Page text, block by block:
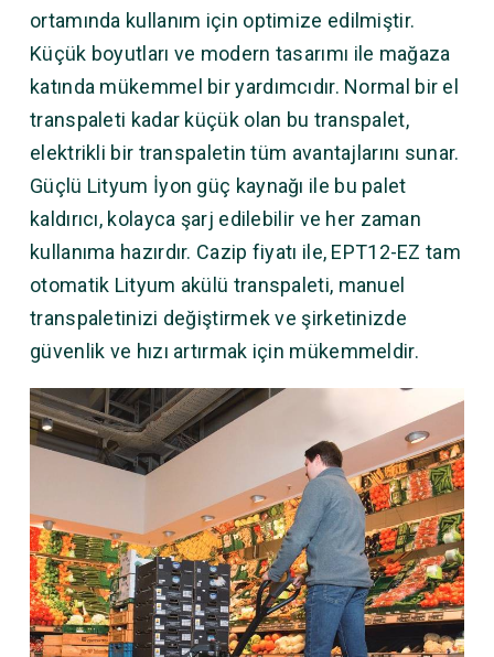
ortamında kullanım için optimize edilmiştir.
Küçük boyutları ve modern tasarımı ile mağaza
katında mükemmel bir yardımcıdır. Normal bir el
transpaleti kadar küçük olan bu transpalet,
elektrikli bir transpaletin tüm avantajlarını sunar.
Güçlü Lityum İyon güç kaynağı ile bu palet
kaldırıcı, kolayca şarj edilebilir ve her zaman
kullanıma hazırdır. Cazip fiyatı ile, EPT12-EZ tam
otomatik Lityum akülü transpaleti, manuel
transpaletinizi değiştirmek ve şirketinizde
güvenlik ve hızı artırmak için mükemmeldir.